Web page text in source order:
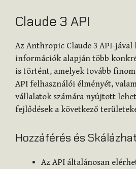
Claude 3 API
Az Anthropic Claude 3 API-jával
információk alapján több
is történt, amelyek tovább
API felhasználói élményét,
vállalatok számára nyújtott
fejlődések a következő
Hozzáférés és
Az API általánosan